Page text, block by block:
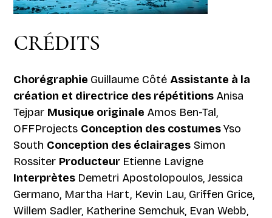
CRÉDITS
Chorégraphie Guillaume CôtéAssistante à la
création et directrice des répétitions Anisa
Tejpar Musique originale Amos Ben-Tal,
OFFProjects Conception des costumesYso
South Conception des éclairages Simon
Rossiter Producteur Etienne Lavigne
Interprètes Demetri Apostolopoulos, Jessica
Germano, Martha Hart, Kevin Lau, Griffen Grice,
Willem Sadler, Katherine Semchuk, Evan Webb,